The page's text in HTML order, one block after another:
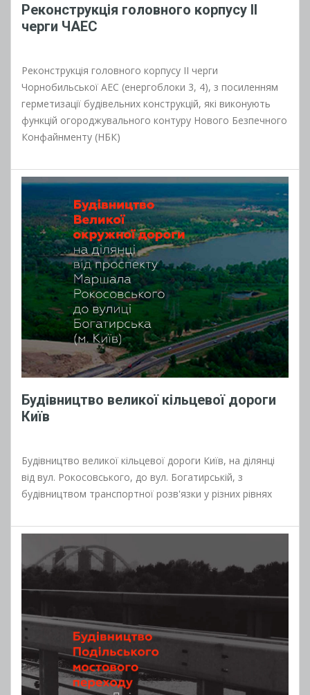
Реконструкція головного корпусу II
черги ЧАЕС
Реконструкція головного корпусу II черги
Чорнобильської АЕС (енергоблоки 3, 4), з посиленням
герметизації будівельних конструкцій, які виконують
функцій огороджувального контуру Нового Безпечного
Конфайнменту (НБК)
Будівництво великої кільцевої дороги
Київ
Будівництво великої кільцевої дороги Київ, на ділянці
від вул. Рокосовського, до вул. Богатирській, з
будівництвом транспортної розв'язки у різних рівнях